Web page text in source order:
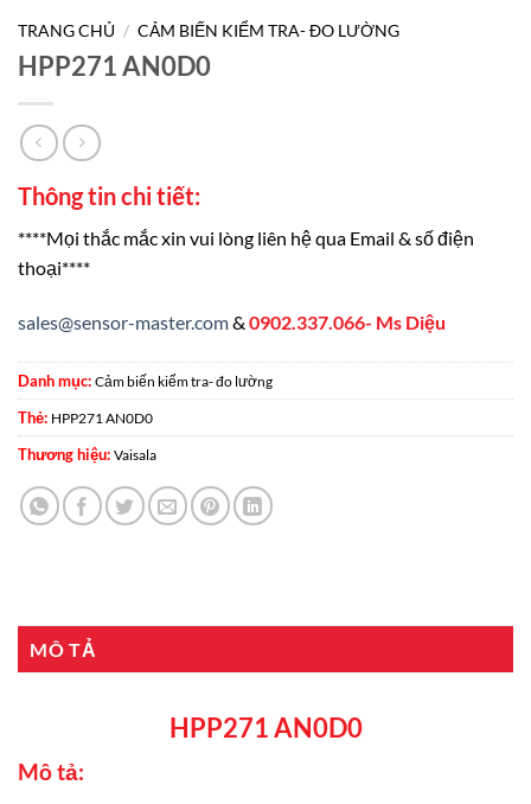
TRANG CHỦ / CẢM BIẾN KIỂM TRA- ĐO LƯỜNG
HPP271 AN0D0
Thông tin chi tiết:
****Mọi thắc mắc xin vui lòng liên hệ qua Email & số điện
thoại****
sales@sensor-master.com& 0902.337.066- Ms Diệu
Danh mục: Cảm biến kiểm tra- đo lường
Thẻ: HPP271 AN0D0
Thương hiệu: Vaisala
MÔ TẢ
HPP271 AN0D0
Mô tả: